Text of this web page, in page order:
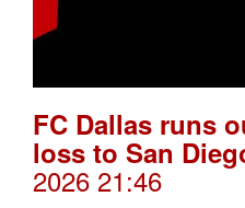
FC Dallas runs
loss to San
2026 21:46